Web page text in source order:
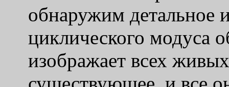
обнаружим детальное
циклического модуса
изображает всех